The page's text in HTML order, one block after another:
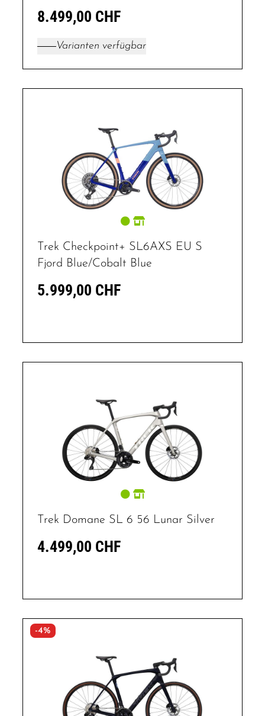
8.499,00 CHF
Varianten verfügbar
Trek Checkpoint+ SL6AXS EU S
Fjord Blue/Cobalt Blue
5.999,00 CHF
Trek Domane SL 6 56 Lunar Silver
4.499,00 CHF
-4%